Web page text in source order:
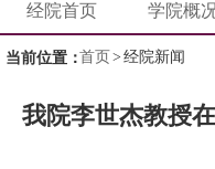
经院首页 学院概
当前位置：首页 > 经院新闻
我院李世杰教授